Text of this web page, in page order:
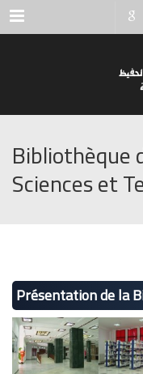
Menu
Bibliothèque
Sciences et
Présentation de la